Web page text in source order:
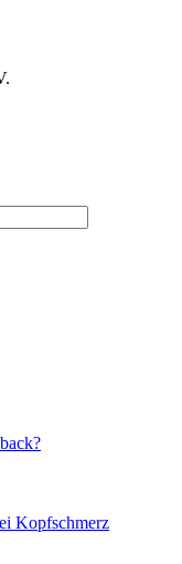
Kopfschmerz